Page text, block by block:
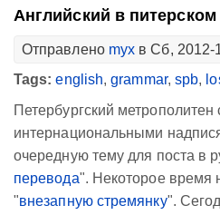
Английский в
Отправлено myx в Сб, 2012-
Tags:english,grammar, spb,
Петербургский
интернациональными
очередную тему для поста в
перевода". Некоторое время
"внезапную стремянку".